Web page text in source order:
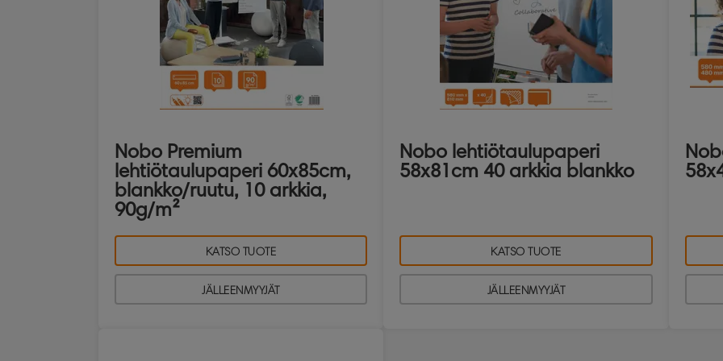
Nobo Premium
lehtiötaulupaperi 60x85cm,
blankko/ruutu, 10 arkkia,
90g/m²
KATSO TUOTE
JÄLLEENMYYJÄT
Nobo lehtiötaulupaperi
58x81cm 40 arkkia blankko
KATSO TUOTE
JÄLLEENMYYJÄT